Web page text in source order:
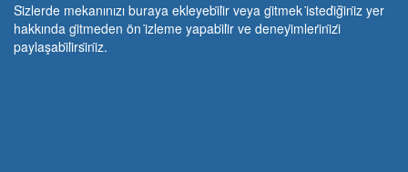
Si̇zlerde mekanınızı buraya ekleyebi̇li̇r veya gi̇tmek i̇stedi̇ği̇ni̇z yer
hakkında gi̇tmeden ön i̇zleme yapabi̇li̇r ve deneyi̇mleri̇ni̇zi̇
paylaşabi̇li̇rsi̇ni̇z.